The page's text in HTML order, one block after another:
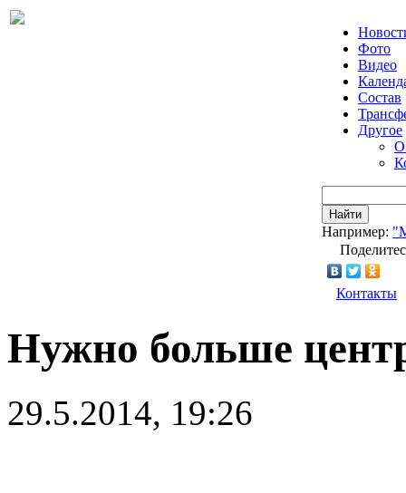
Фото
Видео
Состав
Другое
О
Найти
Например:
Контакты
Нужно больше
29.5.2014, 19:26